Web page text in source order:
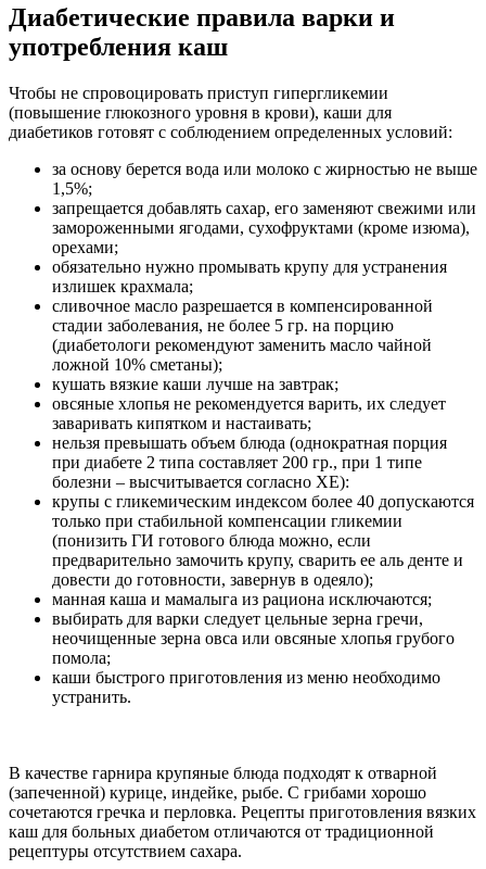
Диабетические правила варки и
употребления каш
Чтобы не спровоцировать приступ гипергликемии
(повышение глюкозного уровня в крови), каши для
диабетиков готовят с соблюдением определенных условий:
за основу берется вода или молоко с жирностью не выше
1,5%;
запрещается добавлять сахар, его заменяют свежими или
замороженными ягодами, сухофруктами (кроме изюма),
орехами;
обязательно нужно промывать крупу для устранения
излишек крахмала;
сливочное масло разрешается в компенсированной
стадии заболевания, не более 5 гр. на порцию
(диабетологи рекомендуют заменить масло чайной
ложной 10% сметаны);
кушать вязкие каши лучше на завтрак;
овсяные хлопья не рекомендуется варить, их следует
заваривать кипятком и настаивать;
нельзя превышать объем блюда (однократная порция
при диабете 2 типа составляет 200 гр., при 1 типе
болезни – высчитывается согласно ХЕ):
крупы с гликемическим индексом более 40 допускаются
только при стабильной компенсации гликемии
(понизить ГИ готового блюда можно, если
предварительно замочить крупу, сварить ее аль денте и
довести до готовности, завернув в одеяло);
манная каша и мамалыга из рациона исключаются;
выбирать для варки следует цельные зерна гречи,
неочищенные зерна овса или овсяные хлопья грубого
помола;
каши быстрого приготовления из меню необходимо
устранить.
В качестве гарнира крупяные блюда подходят к отварной
(запеченной) курице, индейке, рыбе. С грибами хорошо
сочетаются гречка и перловка. Рецепты приготовления вязких
каш для больных диабетом отличаются от традиционной
рецептуры отсутствием сахара.